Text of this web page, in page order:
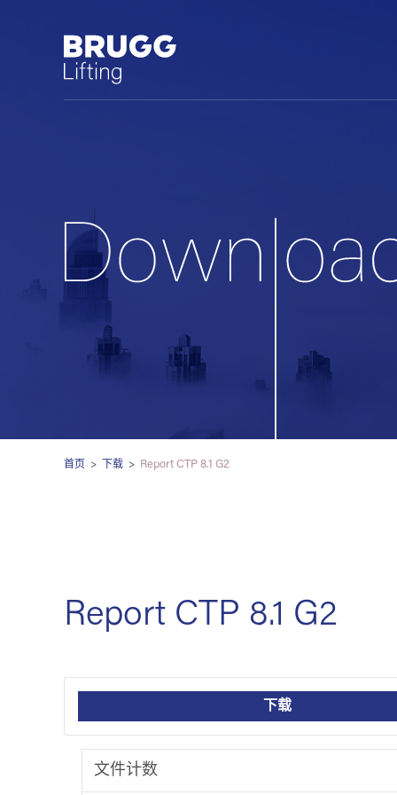
首页 > 下载 > Report CTP 8.1 G2
Report CTP 8.1 G2
下载
文件计数
中文 (中国)